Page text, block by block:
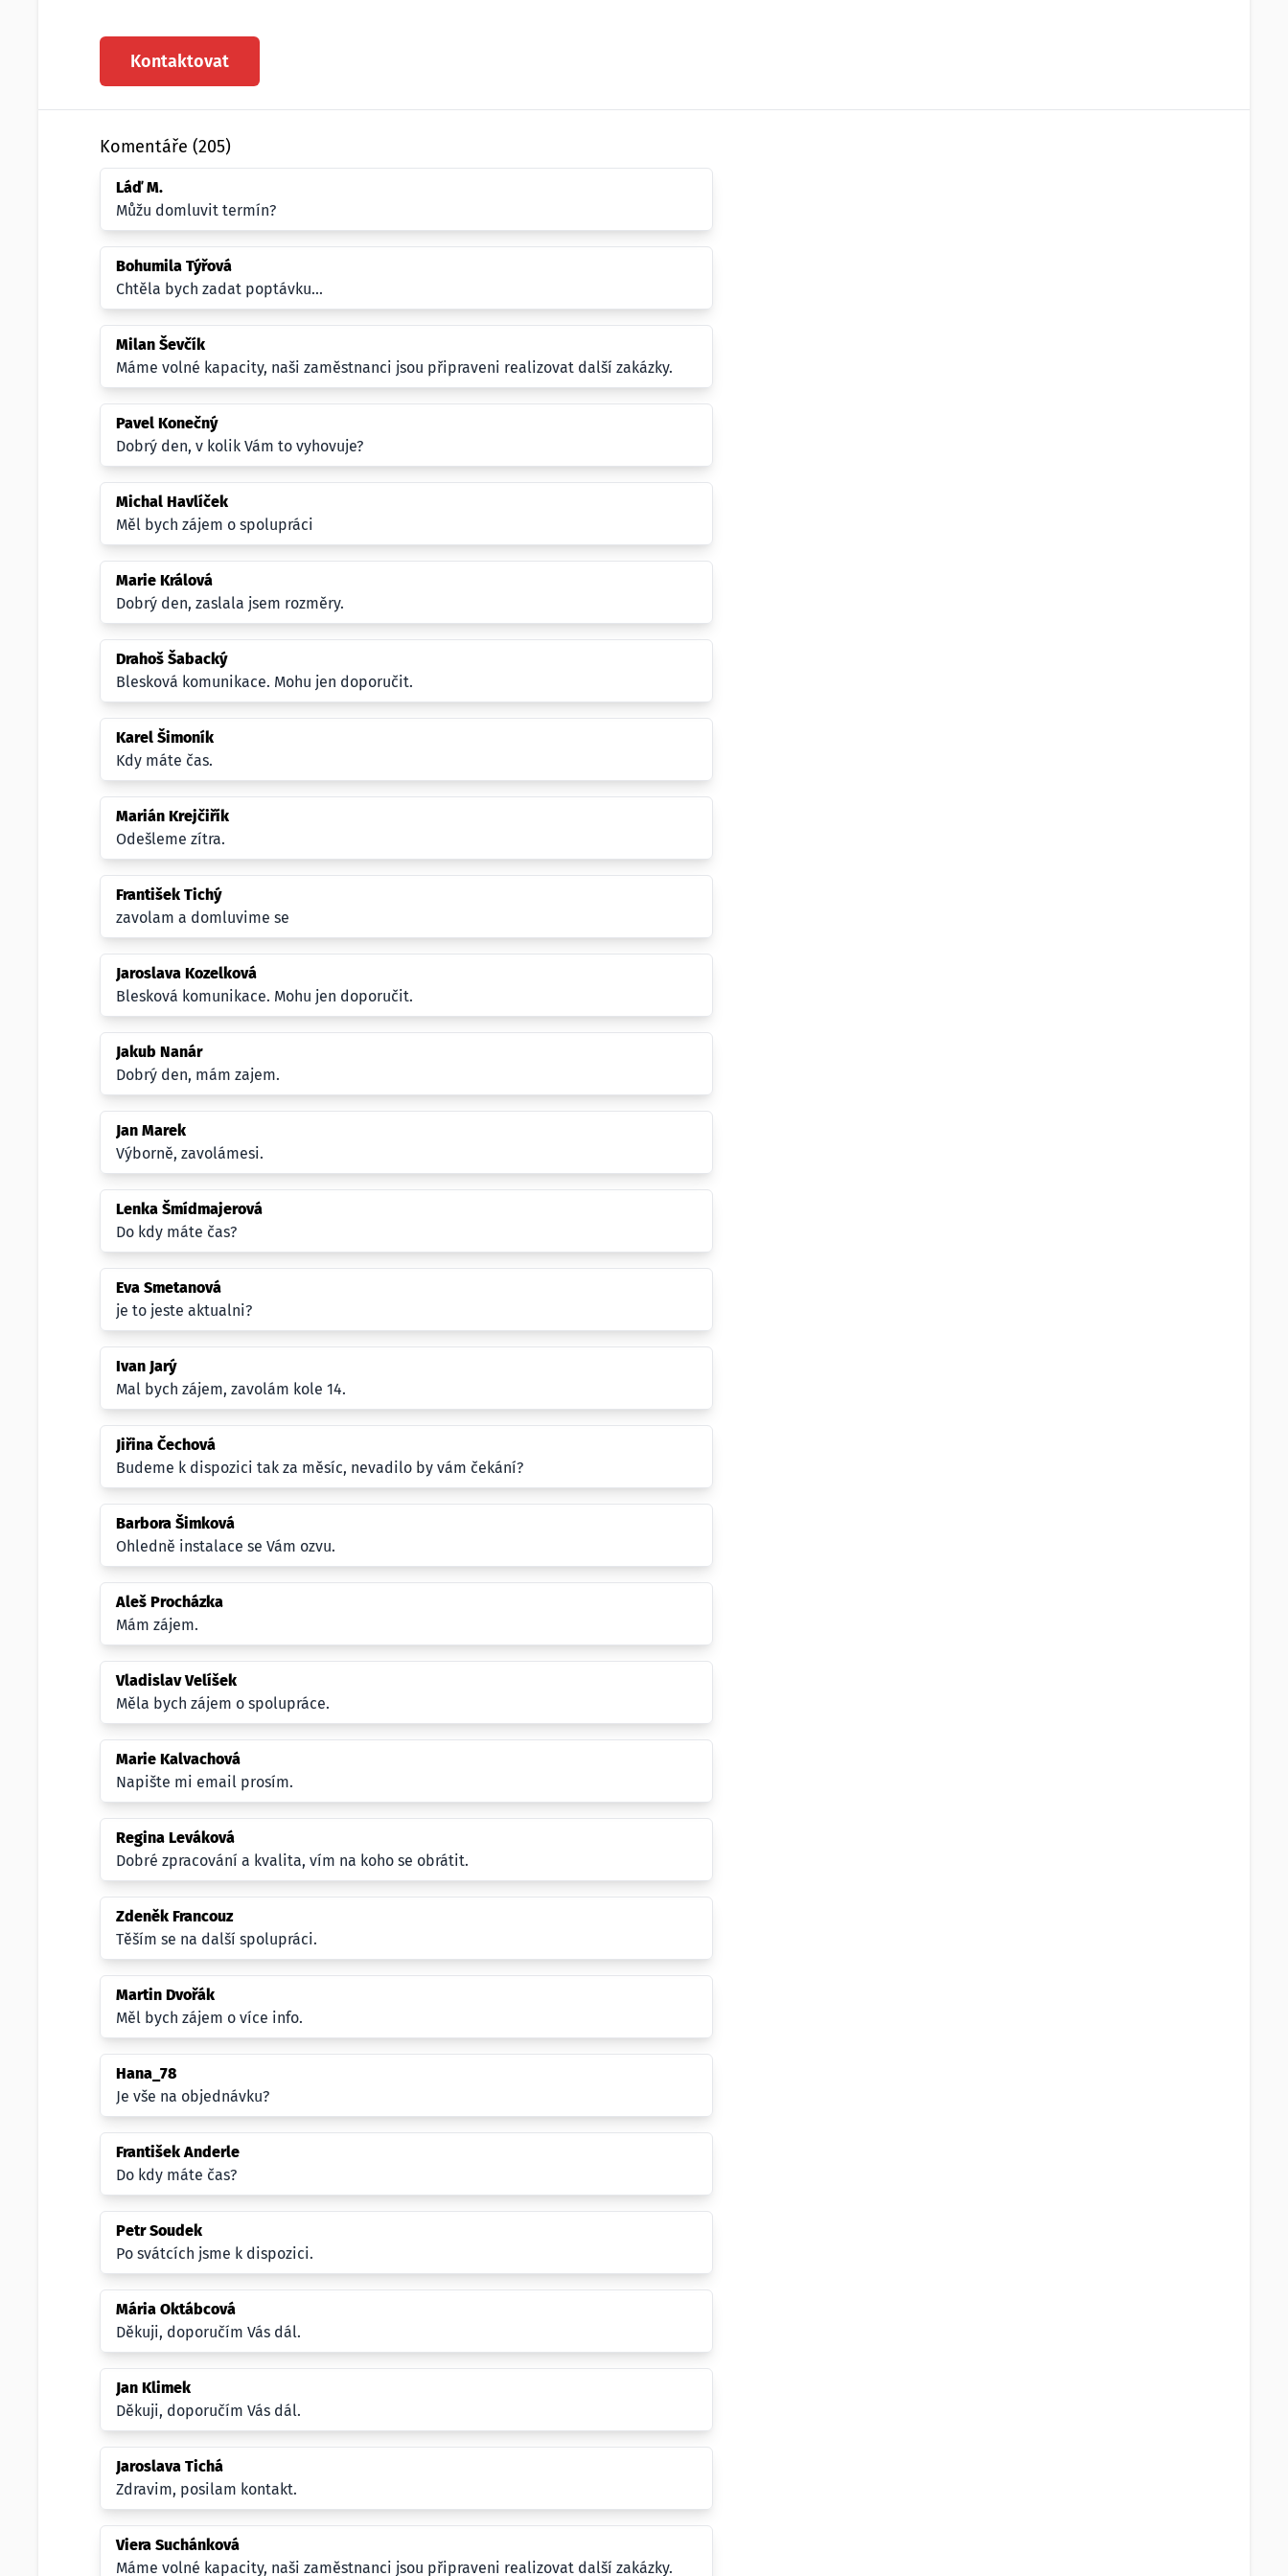
Kontaktovat
Komentáře (205)
Láď M.
Můžu domluvit termín?
Bohumila Týřová
Chtěla bych zadat poptávku...
Milan Ševčík
Máme volné kapacity, naši zaměstnanci jsou připraveni realizovat další zakázky.
Pavel Konečný
Dobrý den, v kolik Vám to vyhovuje?
Michal Havlíček
Měl bych zájem o spolupráci
Marie Králová
Dobrý den, zaslala jsem rozměry.
Drahoš Šabacký
Blesková komunikace. Mohu jen doporučit.
Karel Šimoník
Kdy máte čas.
Marián Krejčiřík
Odešleme zítra.
František Tichý
zavolam a domluvime se
Jaroslava Kozelková
Blesková komunikace. Mohu jen doporučit.
Jakub Nanár
Dobrý den, mám zajem.
Jan Marek
Výborně, zavolámesi.
Lenka Šmídmajerová
Do kdy máte čas?
Eva Smetanová
je to jeste aktualni?
Ivan Jarý
Mal bych zájem, zavolám kole 14.
Jiřina Čechová
Budeme k dispozici tak za měsíc, nevadilo by vám čekání?
Barbora Šimková
Ohledně instalace se Vám ozvu.
Aleš Procházka
Mám zájem.
Vladislav Velíšek
Měla bych zájem o spolupráce.
Marie Kalvachová
Napište mi email prosím.
Regina Leváková
Dobré zpracování a kvalita, vím na koho se obrátit.
Zdeněk Francouz
Těším se na další spolupráci.
Martin Dvořák
Měl bych zájem o více info.
Hana_78
Je vše na objednávku?
František Anderle
Do kdy máte čas?
Petr Soudek
Po svátcích jsme k dispozici.
Mária Oktábcová
Děkuji, doporučím Vás dál.
Jan Klimek
Děkuji, doporučím Vás dál.
Jaroslava Tichá
Zdravim, posilam kontakt.
Viera Suchánková
Máme volné kapacity, naši zaměstnanci jsou připraveni realizovat další zakázky.